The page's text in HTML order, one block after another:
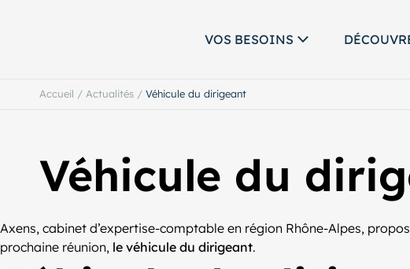
VOS BESOINS
Accueil / Actualités / Véhicule du dirigeant
Véhicule du
Axens, cabinet d’expertise-comptable en région Rhône-Alpes,
prochaine réunion, le véhicule du dirigeant.